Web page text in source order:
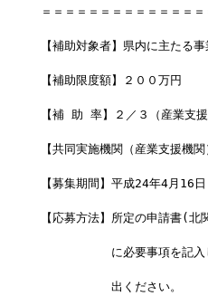
＝＝＝＝＝＝＝＝＝＝＝＝＝
【補助対象者】県内に主たる
【補助限度額】２００万円
【補 助 率】２／３（産業支
【共同実施機関（産業支援機
【募集期間】平成24
【応募方法】所定の申請書(
に必要事項を記入し添付
出ください。